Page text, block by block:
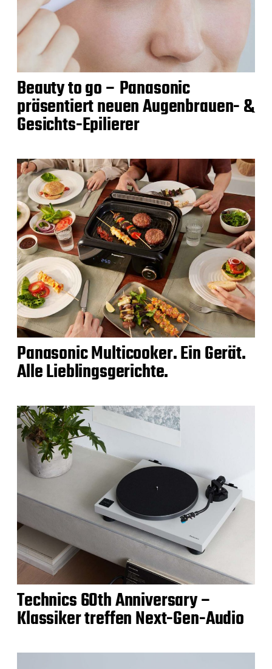
Beauty to go – Panasonic
präsentiert neuen Augenbrauen- &
Gesichts-Epilierer
Panasonic Multicooker. Ein Gerät.
Alle Lieblingsgerichte.
Technics 60th Anniversary –
Klassiker treffen Next-Gen-Audio